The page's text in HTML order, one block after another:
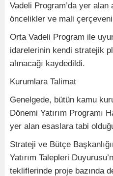
Vadeli Program’da yer alan
öncelikler ve mali
Orta Vadeli Program ile
idarelerinin kendi stratejik
alınacağı kaydedildi.
Kurumlara Talimat
Genelgede, bütün kamu
Dönemi Yatırım Programı
yer alan esaslara tabi
Strateji ve Bütçe
Yatırım Talepleri
tekliflerinde proje bazında